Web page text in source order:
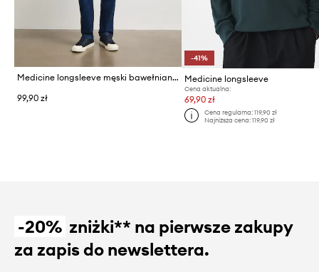
Medicine longsleeve męski bawełniany
99,90 zł
-41%
Medicine longsleeve
Cena aktualna:
69,90 zł
Cena regularna: 119,90 zł
Najniższa cena: 119,90 zł
-20% zniżki** na pierwsze zakupy
za zapis do newslettera.